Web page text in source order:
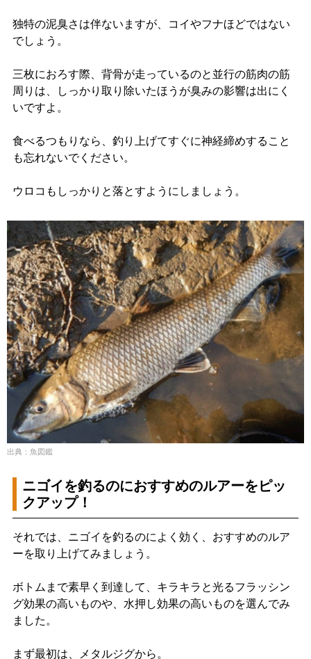
独特の泥臭さは伴ないますが、コイやフナほどではない
でしょう。
三枚におろす際、背骨が走っているのと並行の筋肉の筋
周りは、しっかり取り除いたほうが臭みの影響は出にく
いですよ。
食べるつもりなら、釣り上げてすぐに神経締めすること
も忘れないでください。
ウロコもしっかりと落とすようにしましょう。
出典：魚図鑑
ニゴイを釣るのにおすすめのルアーをピッ
クアップ！
それでは、ニゴイを釣るのによく効く、おすすめのルア
ーを取り上げてみましょう。
ボトムまで素早く到達して、キラキラと光るフラッシン
グ効果の高いものや、水押し効果の高いものを選んでみ
ました。
まず最初は、メタルジグから。